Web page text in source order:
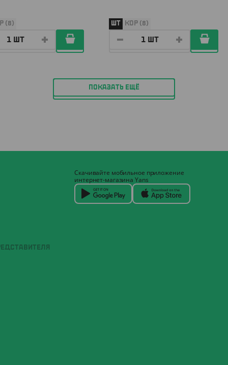
(8) ШТ КОР (8)
ПОКАЗАТЬ ЕЩЁ
Скачивайте мобильное приложение
интернет-магазина Yans